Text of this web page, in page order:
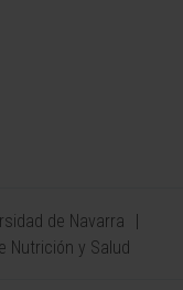
de Navarra
Nutrición y Salud